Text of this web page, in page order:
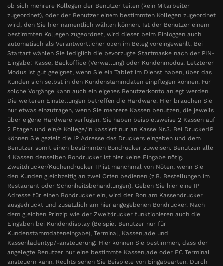
ob sich mehrere Kollegen der Benutzer teilen (kein Mitarbeiter
zugeordnet), oder der Benutzer einem bestimmten Kollegen zugeordnet
wird, den Sie hier namentlich wählen können. Ist der Benutzer einem
bestimmten Kollegen zugeordnet, wird dieser beim Einloggen auch
automatisch als Verantwortlicher oben im Beleg voreingewählt. Bei
Startart wählen Sie lediglich die bevorzugte Startmaske nach der PIN-
Eingabe: Kasse, Backoffice (Verwaltung) oder Kundenmodus. Letzterer
Modus ist gut geeignet, wenn Sie ein Tablet im Dienst haben, über das
Kunden sich selbst in den Kundenstammdaten einpflegen können. Für
solche Vorgänge kann auch ein eigenes Benutzerkonto anlegt werden.
Die weiteren Einstellungen betreffen die Hardware. Hier brauchen Sie
nur etwas einzutragen, wenn Sie mehrere Kassen benutzen, die jeweils
über eigene Hardware verfügen. Sie haben beispielsweise 2 Kassen auf
2 Etagen und ein/e Kollege/in kassiert nur an Kasse Nr.3. Bei DruckerIP
können Sie gezielt die IP Adresse des Druckers eingeben und dem
Benutzer somit einen bestimmten Bondrucker zuweisen. Benutzen alle
4 Kassen denselben Bondrucker ist hier keine Eingabe nötig.
Zweitdrucker/Küchendrucker IP ist manchmal von Nöten, wenn Sie
den Kunden gleichzeitig an zwei Orten bedienen (z.B. Bestellungen im
Restaurant oder Schönheitsbehandlungen). Geben Sie hier eine IP
Adresse für einen Bondrucker ein, wird der Bon am Kassendrucker
ausgedruckt und zusätzlich am hier angegebenen Bondrucker. Nach
dem gleichen Prinzip wie der Zweitdrucker funktionieren auch die
Eingaben bei Kundendisplay (Beispiel Benutzer nur für
Kundenstammdateneingabe), Terminal, Kassenlade und
Kassenladentyp/-ansteuerung: Hier können Sie bestimmen, dass der
angelegte Benutzer nur eine bestimmte Kassenlade oder EC Terminal
ansteuern kann. Rechts sehen Sie Beispiele von Eingabearten. Durch